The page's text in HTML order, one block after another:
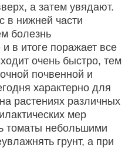
а затем увядают.
в нижней части
болезнь
в итоге поражает все
очень быстро, тем
почвенной и
характерно для
растениях различных
мер
томаты небольшими
грунт, а при